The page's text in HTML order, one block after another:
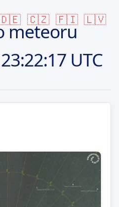
🇨🇿 🇫🇮 🇱🇻
meteoru
23:22:17 UTC